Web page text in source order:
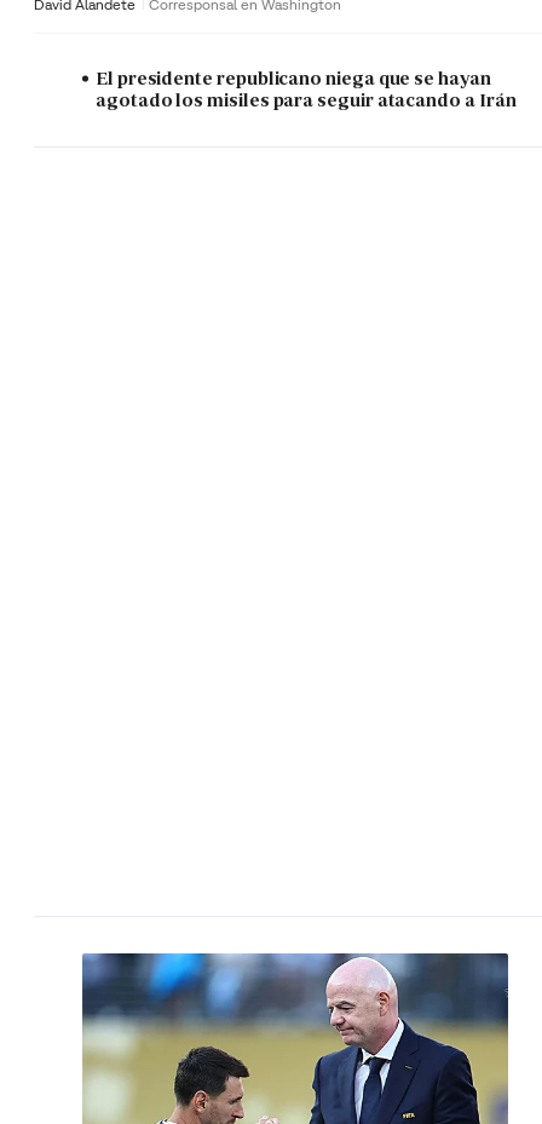
David Alandete Corresponsal en Washington
El presidente republicano niega que se hayan
agotado los misiles para seguir atacando a Irán